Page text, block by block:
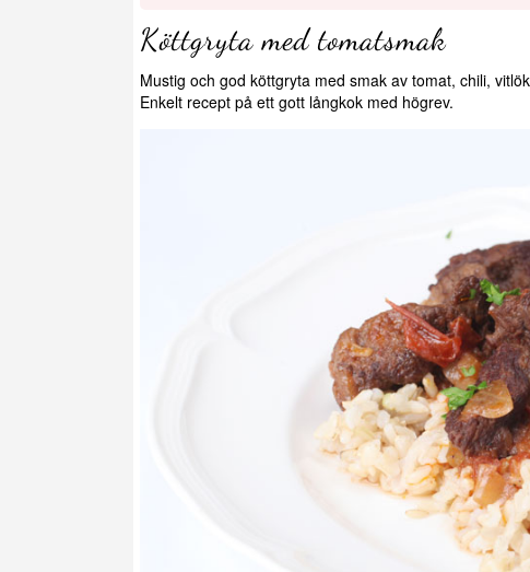
Köttgryta med tomatsmak
Mustig och god köttgryta med smak av tomat, chili,
Enkelt recept på ett gott långkok med högrev.